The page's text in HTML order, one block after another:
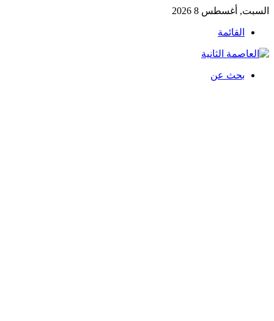
السبت, أغسطس 8 2026
القائمة
بحث عن